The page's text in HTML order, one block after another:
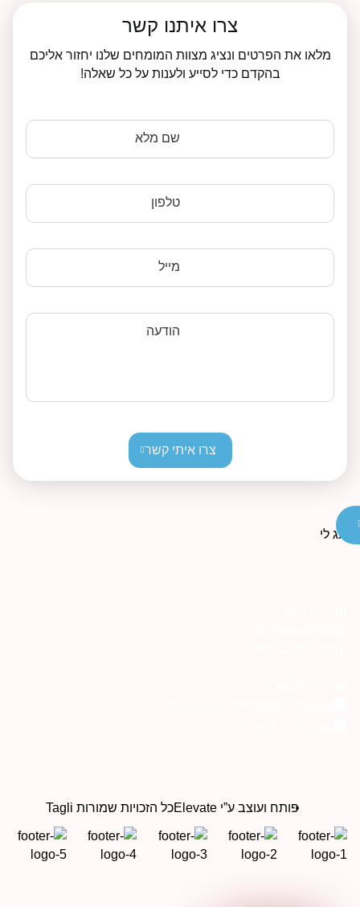
צרו איתנו קשר
מלאו את הפרטים ונציג מצוות המומחים שלנו יחזור אליכם
בהקדם כדי לסייע ולענות על כל שאלה!
שם מלא
טלפון
מייל
הודעה
צרו איתי קשר
פותח ועוצב ע”י Elevate כל הזכויות שמורות Tagli